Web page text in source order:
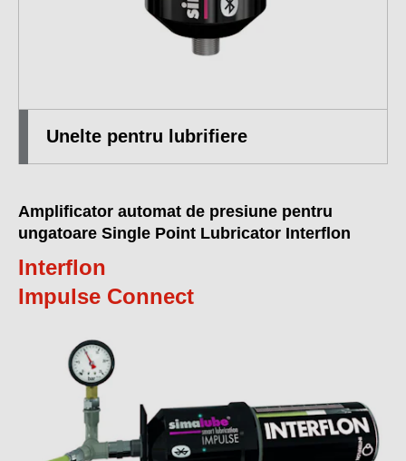
Unelte pentru lubrifiere
Amplificator automat de presiune pentru
ungatoare Single Point Lubricator Interflon
Interflon
Impulse Connect